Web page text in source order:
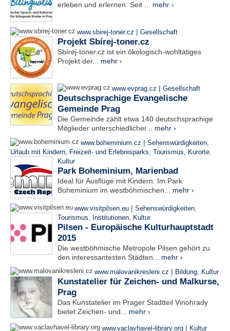
erleben und erlernen: Seit ... mehr ›
www.sbirej-toner.cz | Gesellschaft
Projekt Sbírej-toner.cz
Sbírej-toner.cz ist ein ökologisch-wohltätiges
Projekt der... mehr ›
www.evprag.cz | Gesellschaft
Deutschsprachige Evangelische
Gemeinde Prag
Die Gemeinde zählt etwa 140 deutschsprachige
Mitglieder unterschiedlicher... mehr ›
www.boheminium.cz | Sehenswürdigkeiten,
Urlaub mit Kindern, Freizeit- und Erlebnisparks, Tourismus, Kurorte,
Kultur
Park Boheminium, Marienbad
Ideal für Ausflüge mit Kindern: Im Park
Boheminium im westböhmischen... mehr ›
www.visitpilsen.eu | Sehenswürdigkeiten,
Tourismus, Institutionen, Kultur
Pilsen - Europäische Kulturhauptstadt
2015
Die westböhmische Metropole Pilsen gehört zu
den interessantesten Städten... mehr ›
www.malovanikresleni.cz | Bildung, Kultur
Kunstatelier für Zeichen- und Malkurse,
Prag
Das Kunstatelier im Prager Stadtteil Vinohrady
bietet Zeichen- und... mehr ›
www.vaclavhavel-library.org | Kultur